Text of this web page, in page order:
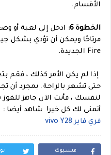
الأقسام.
الخطوة 6:
ادخل إلى لعبة أو
Fire الجديدة.
إذا لم يكن الأمر كذلك ، فقم
حتى تشعر بالراحة. بمجرد أن
لنفسك ، فأنت الآن جاهز
أتمنى لك كل خير!
شاهد أيضا :
فري فاير vivo Y28
فيسبوك